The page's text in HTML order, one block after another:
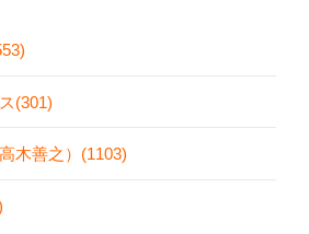
(301)
木善之）(1103)